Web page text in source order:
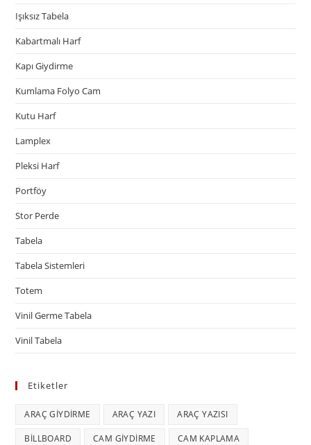
Işıksız Tabela
Kabartmalı Harf
Kapı Giydirme
Kumlama Folyo Cam
Kutu Harf
Lamplex
Pleksi Harf
Portföy
Stor Perde
Tabela
Tabela Sistemleri
Totem
Vinil Germe Tabela
Vinil Tabela
Etiketler
ARAÇ GIYDIRME ARAÇ YAZI ARAÇ YAZISI
BILLBOARD CAM GIYDIRME CAM KAPLAMA